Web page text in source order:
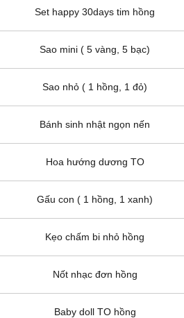
Set happy 30days tim hồng
Sao mini ( 5 vàng, 5 bạc)
Sao nhỏ ( 1 hồng, 1 đỏ)
Bánh sinh nhật ngọn nến
Hoa hướng dương TO
Gấu con ( 1 hồng, 1 xanh)
Kẹo chấm bi nhỏ hồng
Nốt nhạc đơn hồng
Baby doll TO hồng